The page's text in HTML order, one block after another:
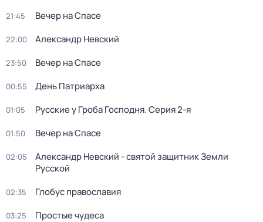
21:45 Вечер на Спасе
22:00 Александр Невский
23:50 Вечер на Спасе
00:55 День Патриарха
01:05 Русcкие у Грoба Господня. Серия 2-я
01:50 Вечер на Спасе
02:05
Александр Невский - святой защитник Земли
Русской
02:35 Глобус православия
03:25 Простые чудеса